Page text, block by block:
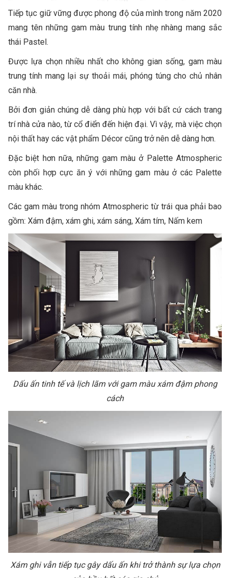
Tiếp tục giữ vững được phong độ của mình trong năm 2020
mang tên những gam màu trung tính nhẹ nhàng mang sắc
thái Pastel.
Được lựa chọn nhiều nhất cho không gian sống, gam màu
trung tính mang lại sự thoải mái, phóng túng cho chủ nhân
căn nhà.
Bởi đơn giản chúng dễ dàng phù hợp với bất cứ cách trang
trí nhà cửa nào, từ cổ điển đến hiện đại. Vì vậy, mà việc chọn
nội thất hay các vật phẩm Décor cũng trở nên dễ dàng hơn.
Đặc biệt hơn nữa, những gam màu ở Palette Atmospheric
còn phối hợp cực ăn ý với những gam màu ở các Palette
màu khác.
Các gam màu trong nhóm Atmospheric từ trái qua phải bao
gồm: Xám đậm, xám ghi, xám sáng, Xám tím, Nấm kem
Dấu ấn tinh tế và lịch lãm với gam màu xám đậm phong
cách
Xám ghi vẫn tiếp tục gây dấu ấn khi trở thành sự lựa chọn